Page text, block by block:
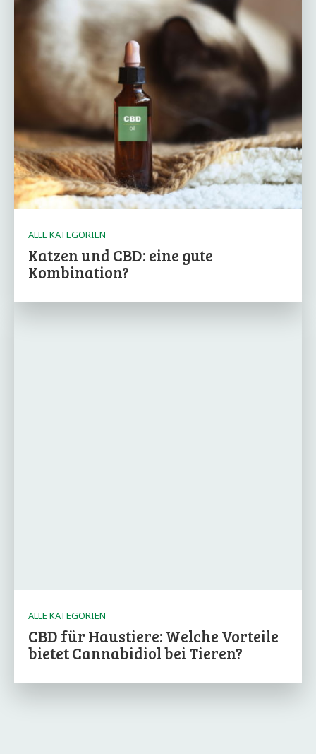
ALLE KATEGORIEN
Katzen und CBD: eine gute
Kombination?
ALLE KATEGORIEN
CBD für Haustiere: Welche Vorteile
bietet Cannabidiol bei Tieren?